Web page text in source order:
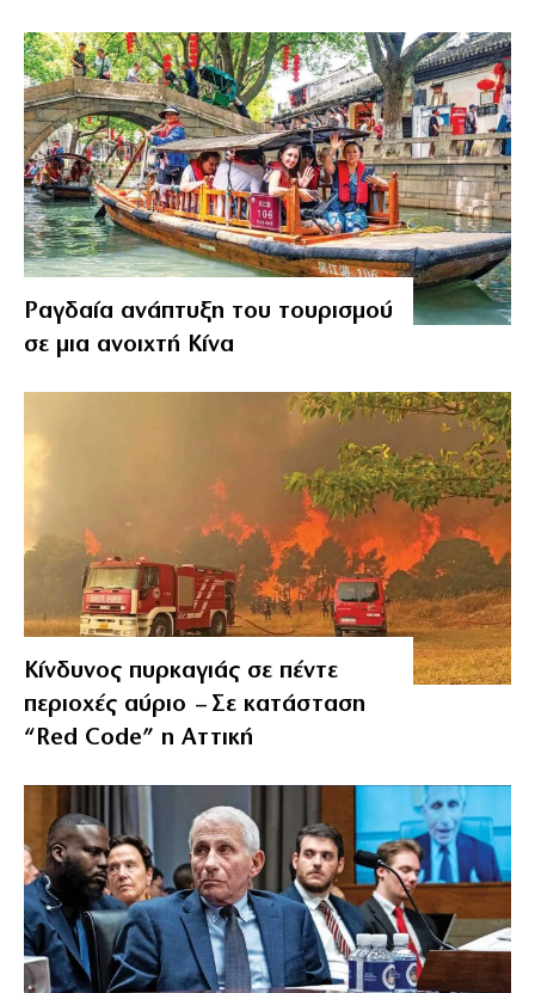
Ραγδαία ανάπτυξη του τουρισμού
σε μια ανοιχτή Κίνα
Κίνδυνος πυρκαγιάς σε πέντε
περιοχές αύριο – Σε κατάσταση
“Red Code” η Αττική